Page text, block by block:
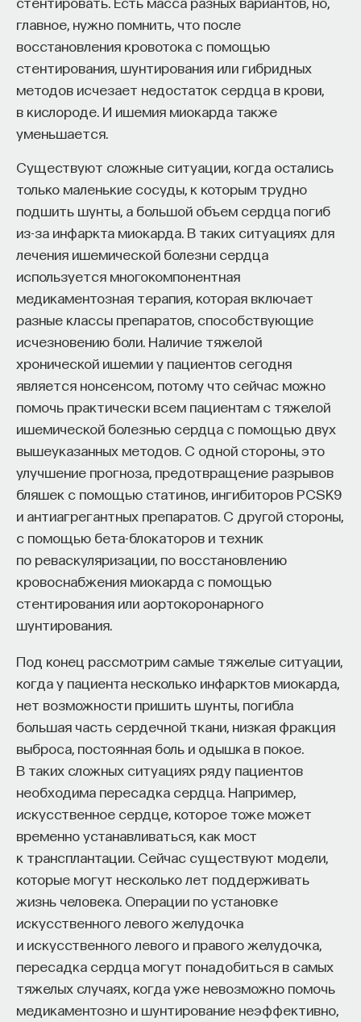
главное, нужно помнить, что после
восстановления кровотока с помощью
стентирования, шунтирования или гибридных
методов исчезает недостаток сердца в крови,
в кислороде. И ишемия миокарда также
уменьшается.
Существуют сложные ситуации, когда остались
только маленькие сосуды, к которым трудно
подшить шунты, а большой объем сердца погиб
из-за инфаркта миокарда. В таких ситуациях для
лечения ишемической болезни сердца
используется многокомпонентная
медикаментозная терапия, которая включает
разные классы препаратов, способствующие
исчезновению боли. Наличие тяжелой
хронической ишемии у пациентов сегодня
является нонсенсом, потому что сейчас можно
помочь практически всем пациентам с тяжелой
ишемической болезнью сердца с помощью двух
вышеуказанных методов. С одной стороны, это
улучшение прогноза, предотвращение разрывов
бляшек с помощью статинов, ингибиторов PCSK9
и антиагрегантных препаратов. С другой стороны,
с помощью бета-блокаторов и техник
по реваскуляризации, по восстановлению
кровоснабжения миокарда с помощью
стентирования или аортокоронарного
шунтирования.
Под конец рассмотрим самые тяжелые ситуации,
когда у пациента несколько инфарктов миокарда,
нет возможности пришить шунты, погибла
большая часть сердечной ткани, низкая фракция
выброса, постоянная боль и одышка в покое.
В таких сложных ситуациях ряду пациентов
необходима пересадка сердца. Например,
искусственное сердце, которое тоже может
временно устанавливаться, как мост
к трансплантации. Сейчас существуют модели,
которые могут несколько лет поддерживать
жизнь человека. Операции по установке
искусственного левого желудочка
и искусственного левого и правого желудочка,
пересадка сердца могут понадобиться в самых
тяжелых случаях, когда уже невозможно помочь
медикаментозно и шунтирование неэффективно,